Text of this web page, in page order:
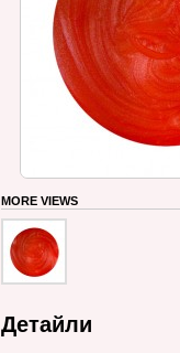
MORE VIEWS
Детайли